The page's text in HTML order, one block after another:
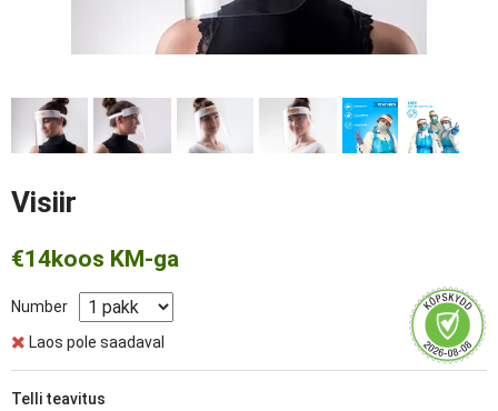
Visiir
€14koos KM-ga
Number
Laos pole saadaval
Telli teavitus